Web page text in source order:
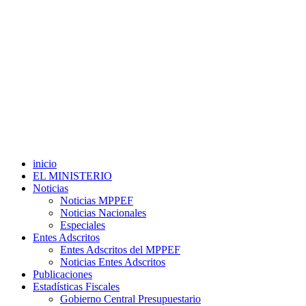
inicio
EL MINISTERIO
Noticias
Noticias MPPEF
Noticias Nacionales
Especiales
Entes Adscritos
Entes Adscritos del MPPEF
Noticias Entes Adscritos
Publicaciones
Estadísticas Fiscales
Gobierno Central Presupuestario